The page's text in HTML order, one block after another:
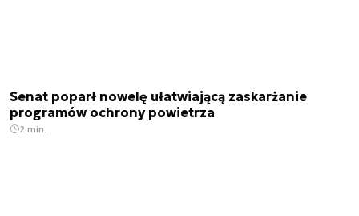
Senat poparł nowelę ułatwiającą zaskarżanie
programów ochrony powietrza
2 min.